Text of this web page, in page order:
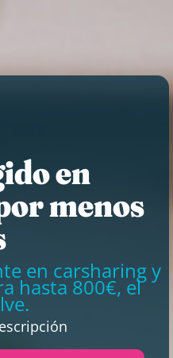
en
menos
en carsharing y
hasta 800€, el